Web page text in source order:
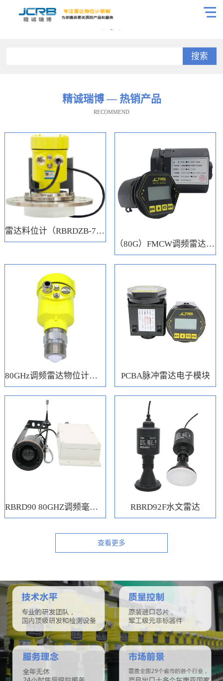
搜索
精诚瑞博 — 热销产品
RECOMMEND
雷达料位计（RBRDZB-71-6-C）
（80G）FMCW调频雷达电子模块
80GHz调频雷达物位计（RBRD71） PCBA脉冲雷达电子模块
RBRD90 80GHZ调频毫米波水位计 RBRD92F水文雷达
查看更多